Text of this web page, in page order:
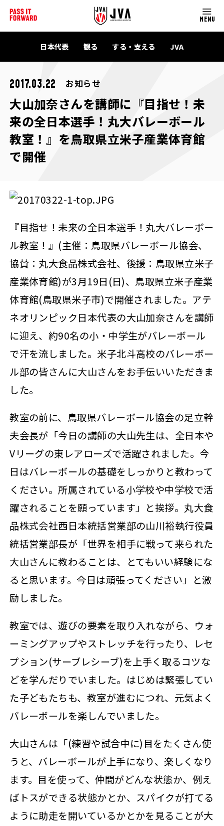
MENU
日本代表 観る する・支える JVA
2017.03.22 お知らせ
大山加奈さんを講師に『目指せ！未
来の全日本選手！丸大バレーボール
教室！』を鳥取県立米子産業体育館
で開催
『目指せ！未来の全日本選手！丸大バレーボー
ル教室！』(主催：鳥取県バレーボール協会、
協賛：丸大食品株式会社、後援：鳥取県立米子
産業体育館)が3月19日(日)、鳥取県立米子産業
体育館(鳥取県米子市)で開催されました。アテ
ネオリンピック日本代表の大山加奈さんを講師
に迎え、約90名の小・中学生がバレーボール
で汗を流しました。米子北斗高校のバレーボー
ル部の皆さんに大山さんをお手伝いいただきま
した。
教室の前に、鳥取県バレーボール協会の足立幹
夫会長が「今日の講師の大山先生は、全日本や
Vリーグの東レアローズで活躍されました。今
日はバレーボールの基礎をしっかりと教わって
ください。所属されている小学校や中学校で活
躍されることを願っています」と挨拶。丸大食
品株式会社西日本統括営業部の山川裕執行役員
統括営業部長が「世界を相手に戦って来られた
大山さんに教わることは、とてもいい経験にな
ると思います。今日は頑張ってください」と激
励しました。
教室では、遊びの要素を取り入れながら、ウォ
ーミングアップやストレッチを行ったり、レセ
プション(サーブレシーブ)を上手く取るコツな
どを学んだりでいました。はじめは緊張してい
た子どもたちも、教室が進むにつれ、元気よく
バレーボールを楽しんでいました。
大山さんは「(練習や試合中に)目をたくさん使
うと、バレーボールが上手になり、楽しくなり
ます。目を使って、仲間がどんな状態か、例え
ばトスができる状態かとか、スパイクが打てる
ように助走を開いているかとかを見ることが大